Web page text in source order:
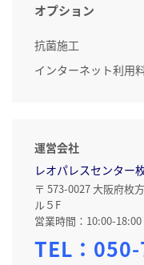
オプション
抗菌施工
インターネット利用
運営会社
レオパレスセンター
〒 573-0027 大阪府枚
ル５F
営業時間：10:00-18:00
TEL：